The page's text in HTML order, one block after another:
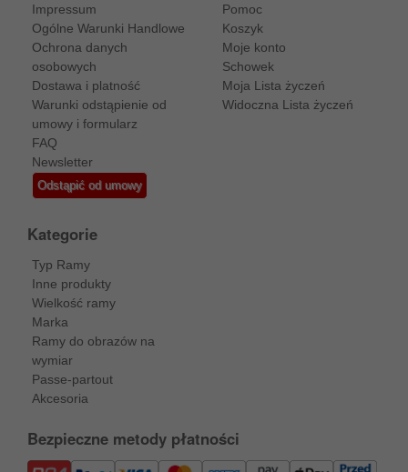
Impressum
Ogólne Warunki Handlowe
Ochrona danych
osobowych
Dostawa i platność
Warunki odstąpienie od
umowy i formularz
FAQ
Newsletter
Odstąpić od umowy
Pomoc
Koszyk
Moje konto
Schowek
Moja Lista życzeń
Widoczna Lista życzeń
Kategorie
Typ Ramy
Inne produkty
Wielkość ramy
Marka
Ramy do obrazów na
wymiar
Passe-partout
Akcesoria
Bezpieczne metody płatności